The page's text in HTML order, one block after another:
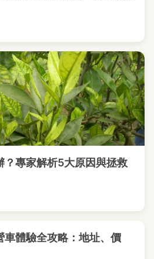
？專家解析5大原因與拯救
車體驗全攻略：地址、價